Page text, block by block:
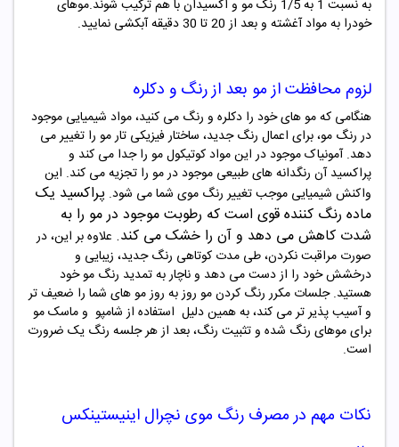
به نسبت 1 به 1/5 رنک مو و اکسیدان با هم ترکیب شوند.موهای
خودرا به مواد آغشته و بعد از 20 تا 30 دقیقه آبکشی نمایید.
لزوم محافظت از مو بعد از رنگ و دکلره
هنگامی که مو های خود را دکلره و رنگ می کنید، مواد شیمیایی موجود
در رنگ مو، برای اعمال رنگ جدید، ساختار فیزیکی تار مو را تغییر می
دهد. آمونیاک موجود در این مواد کوتیکول مو را جدا می کند و
پراکسید آن رنگدانه های طبیعی موجود در مو را تجزیه می کند. این
واکنش شیمیایی موجب تغییر رنگ موی شما می شود. پراکسید یک
ماده رنگ‌ کننده قوی است که رطوبتموجود در مو را به
شدت کاهش می دهد و آن را خشک می کند. علاوه بر این، در
صورت مراقبت نکردن، طی مدت کوتاهی رنگ جدید، زیبایی و
درخشش خود را از دست می دهد و ناچار به تمدید رنگ مو خود
هستید. جلسات مکرر رنگ کردن مو روز به روز مو های شما را ضعیف تر
و آسیب پذیر تر می کند، به همین دلیل استفاده از شامپو و ماسک مو
برای موهای رنگ شده و تثبیت رنگ، بعد از هر جلسه رنگ یک ضرورت
است.
نکات مهم در مصرف رنگ موی نچرال اینیستینکس